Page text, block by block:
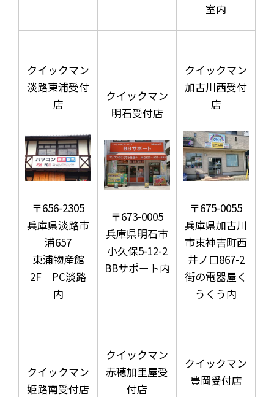
室内
クイックマン
淡路東浦受付
店
〒656-2305
兵庫県淡路市
浦657
東浦物産館
2F PC淡路
内
クイックマン
明石受付店
〒673-0005
兵庫県明石市
小久保5-12-2
BBサポート内
クイックマン
加古川西受付
店
〒675-0055
兵庫県加古川
市東神吉町西
井ノ口867-2
街の電器屋く
うくう内
クイックマン
姫路南受付店
クイックマン
赤穂加里屋受
付店
クイックマン
豊岡受付店